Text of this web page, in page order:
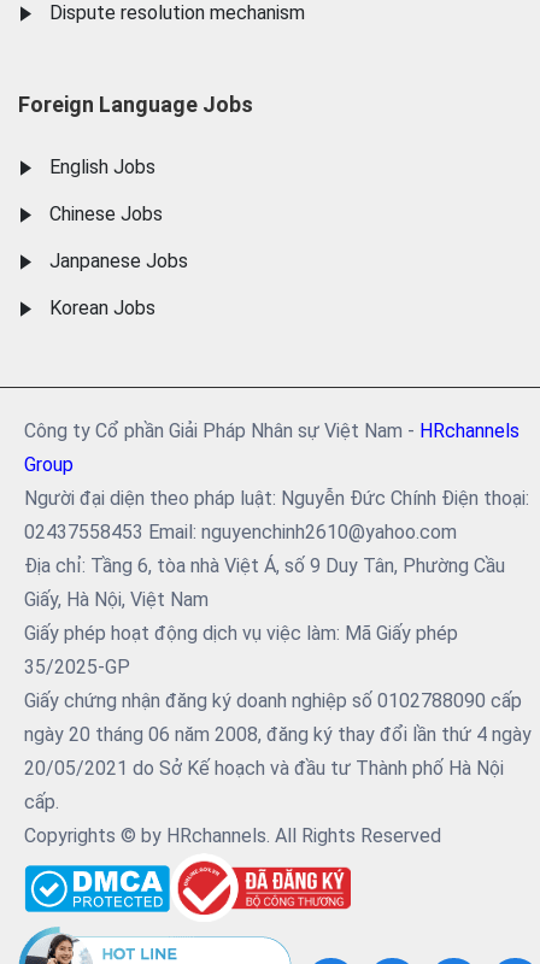
Dispute resolution mechanism
Foreign Language Jobs
English Jobs
Chinese Jobs
Janpanese Jobs
Korean Jobs
Công ty Cổ phần Giải Pháp Nhân sự Việt Nam - HRchannels
Group
Người đại diện theo pháp luật: Nguyễn Đức Chính Điện thoại:
02437558453 Email: nguyenchinh2610@yahoo.com
Địa chỉ: Tầng 6, tòa nhà Việt Á, số 9 Duy Tân, Phường Cầu
Giấy, Hà Nội, Việt Nam
Giấy phép hoạt động dịch vụ việc làm: Mã Giấy phép
35/2025-GP
Giấy chứng nhận đăng ký doanh nghiệp số 0102788090 cấp
ngày 20 tháng 06 năm 2008, đăng ký thay đổi lần thứ 4 ngày
20/05/2021 do Sở Kế hoạch và đầu tư Thành phố Hà Nội
cấp.
Copyrights © by HRchannels. All Rights Reserved